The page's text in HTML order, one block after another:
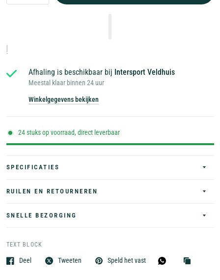
Afhaling is beschikbaar bij Intersport Veldhuis
Meestal klaar binnen 24 uur
Winkelgegevens bekijken
24 stuks op voorraad, direct leverbaar
SPECIFICATIES
RUILEN EN RETOURNEREN
SNELLE BEZORGING
TEXT BLOCK
Deel Tweeten Speld het vast